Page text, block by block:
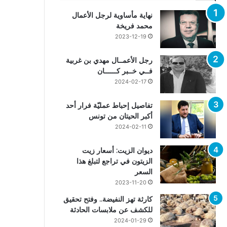
نهاية مأساوية لرجل الأعمال
محمد فريخة
2023-12-19
رجل الأعمــال مهدي بن غربية
فــي خــبر كــــــان
2024-02-17
تفاصيل إحباط عمليّة فرار أحد
أكبر الحيتان من تونس
2024-02-11
ديوان الزيت: أسعار زيت
الزيتون في تراجع لتبلغ هذا
السعر
2023-11-20
كارثة تهز النفيضة.. وفتح تحقيق
للكشف عن ملابسات الحادثة
2024-01-29